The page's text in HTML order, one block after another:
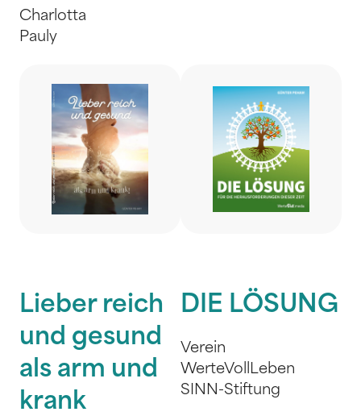
Charlotta
Pauly
Lieber reich
und gesund
als arm und
krank
DIE LÖSUNG
Verein
WerteVollLeben
SINN-Stiftung